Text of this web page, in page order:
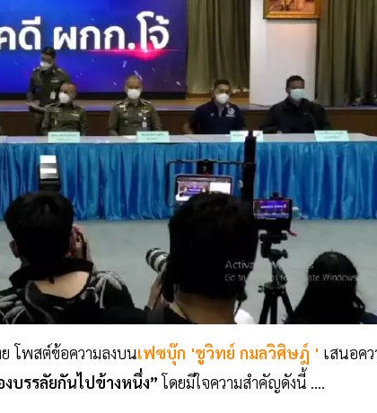
โพสต์ข้อความลงบนเฟซบุ๊ก 'ชูวิทย์ กมลวิศิษฎ์ ' เสนอค
บรรลัยกันไปข้างหนึ่ง”โดยมีใจความสำคัญดังนี้ ....